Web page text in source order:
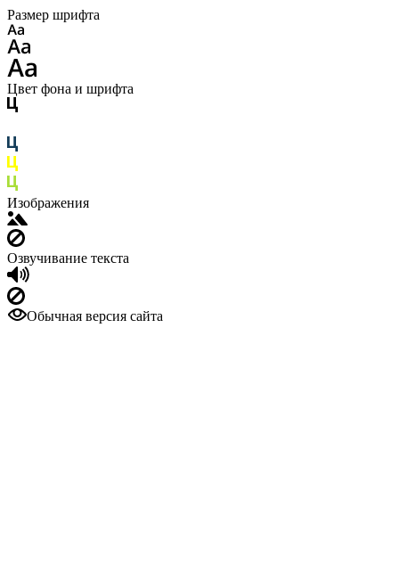
Размер шрифта
Цвет фона и шрифта
Изображения
Озвучивание текста
Обычная версия сайта